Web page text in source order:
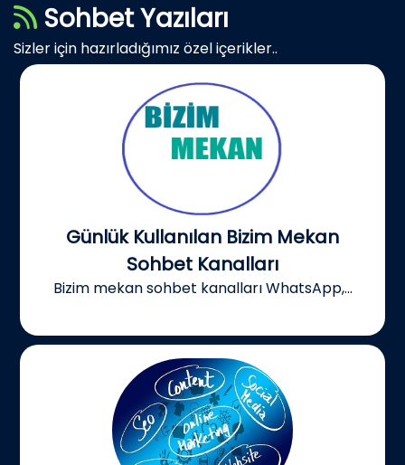
Sohbet Yazıları
Sizler için hazırladığımız özel içerikler..
Günlük Kullanılan Bizim Mekan
Sohbet Kanalları
Bizim mekan sohbet kanalları WhatsApp,...